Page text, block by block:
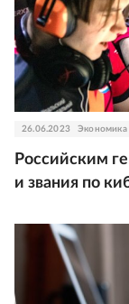
26.06.2023 Экономика
Российским
и звания по